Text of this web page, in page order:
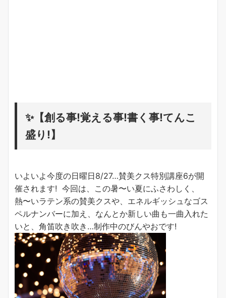
✨【創る事!覚える事!書く事!てんこ
盛り!】
いよいよ今度の日曜日8/27…賛美クス特別講座6が開
催されます! 今回は、この暑〜い夏にふさわしく、
熱〜いラテン系の賛美クスや、エネルギッシュなゴス
ペルナンバーに加え、なんとか新しい曲も一曲入れた
いと、角笛吹き吹き…制作中のびんやおです!